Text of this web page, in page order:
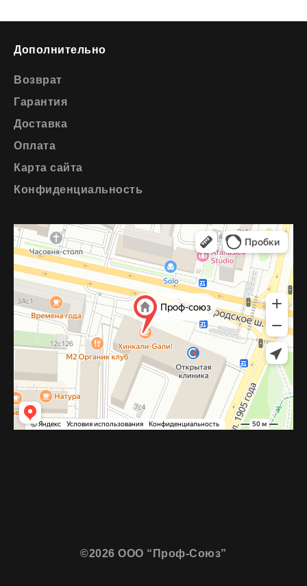
Дополнительно
Возврат
Гарантия
Доставка
Оплата
Карта сайта
Конфиденциальность
©2026 ООО “Проф-Союз”